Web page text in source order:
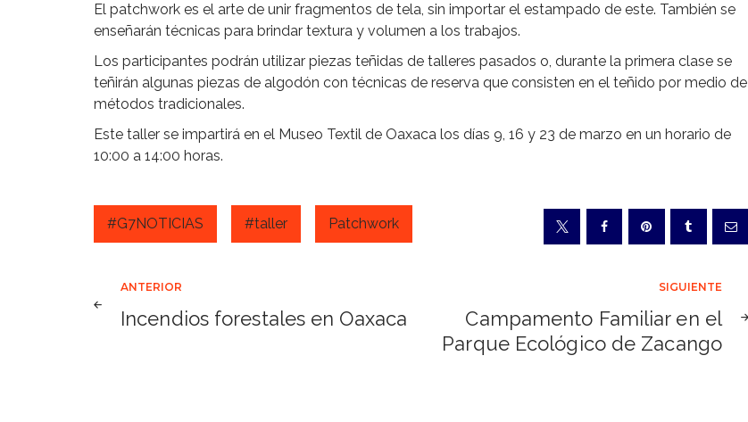
El patchwork es el arte de unir fragmentos de tela, sin importar el estampado de este. También se
enseñarán técnicas para brindar textura y volumen a los trabajos.
Los participantes podrán utilizar piezas teñidas de talleres pasados o, durante la primera clase se
teñirán algunas piezas de algodón con técnicas de reserva que consisten en el teñido por medio de
métodos tradicionales.
Este taller se impartirá en el Museo Textil de Oaxaca los días 9, 16 y 23 de marzo en un horario de
10:00 a 14:00 horas.
#G7NOTICIAS #taller Patchwork
Navegación
ANTERIOR
Incendios forestales en Oaxaca
SIGUIENTE
Campamento Familiar en el
Parque Ecológico de Zacango